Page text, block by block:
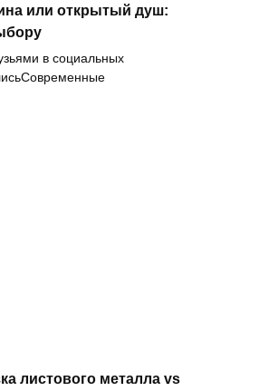
или открытый душ:
в социальных
листового металла vs